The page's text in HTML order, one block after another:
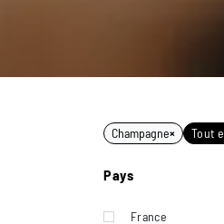
Champagne× Tout
Pays
France